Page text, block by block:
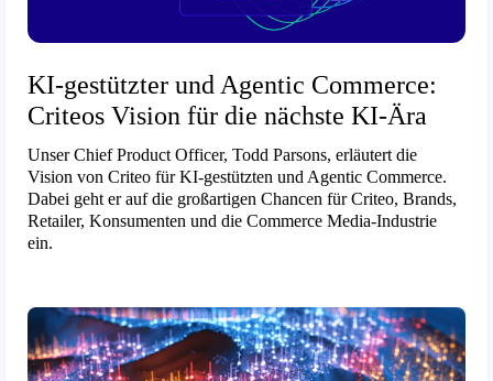
KI-gestützter und Agentic Commerce:
Criteos Vision für die nächste KI-Ära
Unser Chief Product Officer, Todd Parsons, erläutert die
Vision von Criteo für KI-gestützten und Agentic Commerce.
Dabei geht er auf die großartigen Chancen für Criteo, Brands,
Retailer, Konsumenten und die Commerce Media-Industrie
ein.